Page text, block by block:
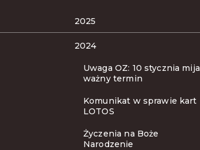
2025
2024
Uwaga OZ: 10 stycznia mija
ważny termin
Komunikat w sprawie kart
LOTOS
Życzenia na Boże
Narodzenie